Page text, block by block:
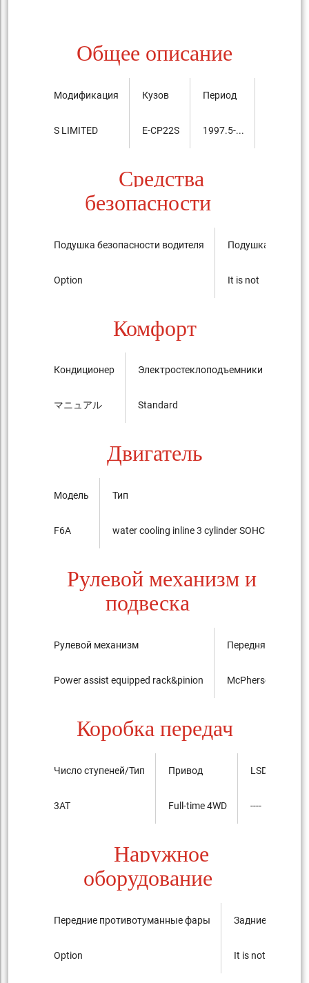
Общее описание
Модификация
S LIMITED
Кузов
E-CP22S
Период
1997.5-...
Средства
безопасности
Подушка безопасности водителя
Option
Подушка
It is not
Комфорт
Кондиционер
マニュアル
Электростеклоподъемники
Standard
Двигатель
Модель
F6A
Тип
water cooling inline 3 cylinder SOHC 12-valves
Рулевой механизм и
подвеска
Рулевой механизм
Power assist equipped rack&pinion
Передняя
McPherson Strut
Коробка передач
Число ступеней/Тип
3AT
Привод
Full-time 4WD
LSD
----
Наружное
оборудование
Передние противотуманные фары
Option
Задние
It is not